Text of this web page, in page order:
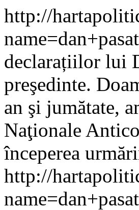
http://
declarațiilor lui
preşedinte.
an şi jumătate,
Naţionale
începerea
http://